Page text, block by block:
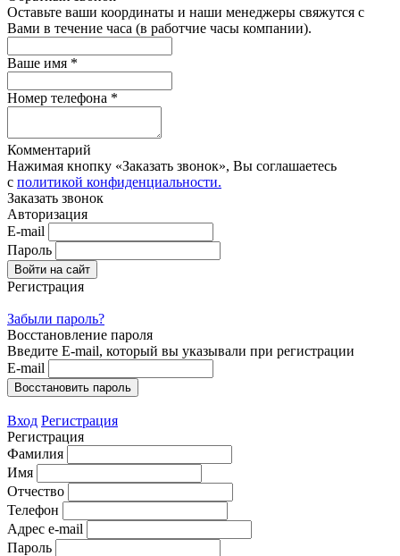
Оставьте ваши координаты и наши менеджеры свяжутся с
Вами в течение часа (в работчие часы компании).
Ваше имя *
Номер телефона *
Комментарий
Нажимая кнопку «Заказать звонок», Вы соглашаетесь
с политикой конфиденциальности.
Заказать звонок
Авторизация
E-mail
Пароль
Регистрация
Забыли пароль?
Восстановление пароля
Введите E-mail, который вы указывали при регистрации
E-mail
Вход Регистрация
Регистрация
Фамилия
Имя
Отчество
Телефон
Адрес e-mail
Пароль